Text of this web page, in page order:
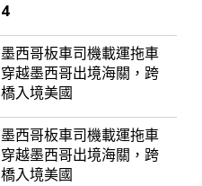
4
墨西哥板車司機載運拖車
穿越墨西哥出境海關，跨
橋入境美國
墨西哥板車司機載運拖車
穿越墨西哥出境海關，跨
橋入境美國